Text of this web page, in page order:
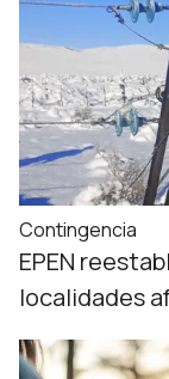
Contingencia
EPEN
localidades